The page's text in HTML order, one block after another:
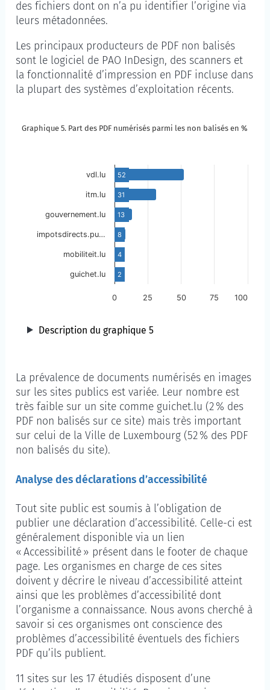
des fichiers dont on n’a pu identifier l’origine via
leurs métadonnées.
Les principaux producteurs de PDF non balisés
sont le logiciel de PAO InDesign, des scanners et
la fonctionnalité d’impression en PDF incluse dans
la plupart des systèmes d’exploitation récents.
Graphique 5. Part des PDF numérisés
Graphique 5. Part des PDF numérisés parmi les non balisés en %
52
31
13
8
4
2
0 100
25 50 75
vdl.lu
itm.lu
gouvernement.lu
impotsdirects.pu…
mobiliteit.lu
guichet.lu
Description du graphique 5
La prévalence de documents numérisés en images
sur les sites publics est variée. Leur nombre est
très faible sur un site comme guichet.lu (2 % des
PDF non balisés sur ce site) mais très important
sur celui de la Ville de Luxembourg (52 % des PDF
non balisés du site).
Analyse des déclarations d’accessibilité
Tout site public est soumis à l’obligation de
publier une déclaration d’accessibilité. Celle-ci est
généralement disponible via un lien
« Accessibilité » présent dans lefooter de chaque
page. Les organismes en charge de ces sites
doivent y décrire le niveau d’accessibilité atteint
ainsi que les problèmes d’accessibilité dont
l’organisme a connaissance. Nous avons cherché à
savoir si ces organismes ont conscience des
problèmes d’accessibilité éventuels des fichiers
PDF qu’ils publient.
11 sites sur les 17 étudiés disposent d’une